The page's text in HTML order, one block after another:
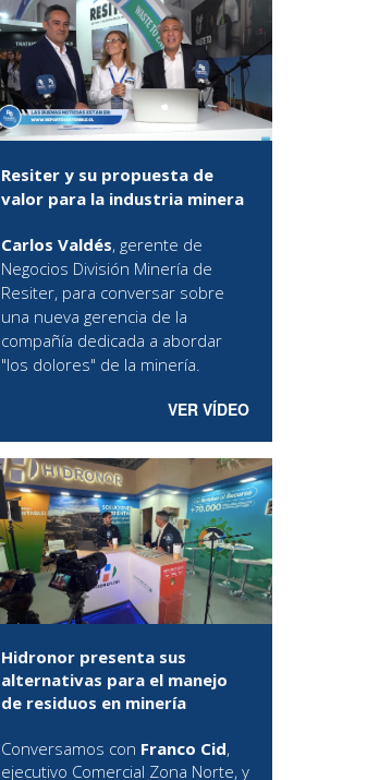
Resiter y su propuesta de
valor para la industria minera
Carlos Valdés, gerente de
Negocios División Minería de
Resiter, para conversar sobre
una nueva gerencia de la
compañía dedicada a abordar
"los dolores" de la minería.
VER VÍDEO
Hidronor presenta sus
alternativas para el manejo
de residuos en minería
Conversamos con Franco Cid,
ejecutivo Comercial Zona Norte, y